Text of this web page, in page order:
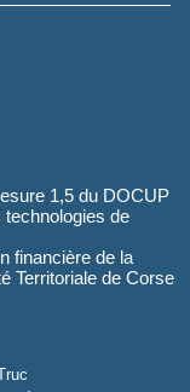
1,5 du DOCUP
de
financière de la
Territoriale de Corse